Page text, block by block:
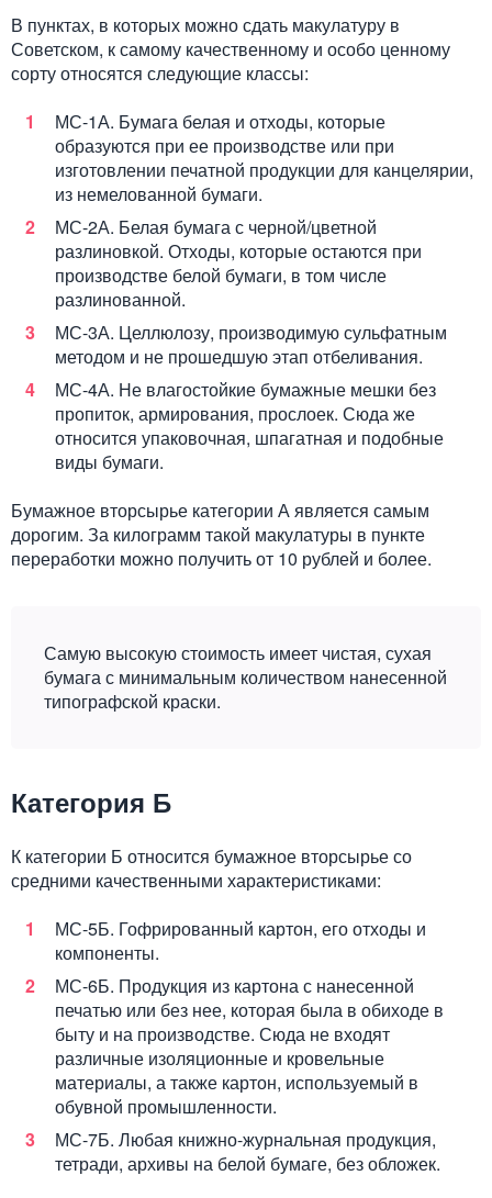
В пунктах, в которых можно сдать макулатуру в
Советском, к самому качественному и особо ценному
сорту относятся следующие классы:
МС-1А. Бумага белая и отходы, которые
образуются при ее производстве или при
изготовлении печатной продукции для канцелярии,
из немелованной бумаги.
МС-2А. Белая бумага с черной/цветной
разлиновкой. Отходы, которые остаются при
производстве белой бумаги, в том числе
разлинованной.
МС-3А. Целлюлозу, производимую сульфатным
методом и не прошедшую этап отбеливания.
МС-4А. Не влагостойкие бумажные мешки без
пропиток, армирования, прослоек. Сюда же
относится упаковочная, шпагатная и подобные
виды бумаги.
Бумажное вторсырье категории А является самым
дорогим. За килограмм такой макулатуры в пункте
переработки можно получить от 10 рублей и более.
Самую высокую стоимость имеет чистая, сухая
бумага с минимальным количеством нанесенной
типографской краски.
Категория Б
К категории Б относится бумажное вторсырье со
средними качественными характеристиками:
МС-5Б. Гофрированный картон, его отходы и
компоненты.
МС-6Б. Продукция из картона с нанесенной
печатью или без нее, которая была в обиходе в
быту и на производстве. Сюда не входят
различные изоляционные и кровельные
материалы, а также картон, используемый в
обувной промышленности.
МС-7Б. Любая книжно-журнальная продукция,
тетради, архивы на белой бумаге, без обложек.